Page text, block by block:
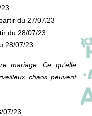
du 27/07/23
du 28/07/23
28/07/23
mariage. Ce qu’elle
chaos peuvent
07/23